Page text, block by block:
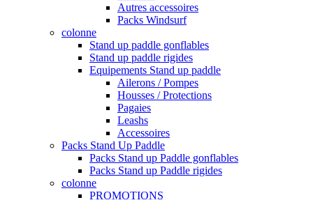
Autres accessoires
Packs Windsurf
colonne
Stand up paddle gonflables
Stand up paddle rigides
Equipements Stand up paddle
Ailerons / Pompes
Housses / Protections
Pagaies
Leashs
Accessoires
Packs Stand Up Paddle
Packs Stand up Paddle gonflables
Packs Stand up Paddle rigides
colonne
PROMOTIONS